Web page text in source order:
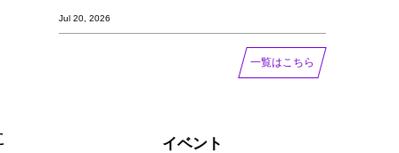
Jul 20, 2026
一覧はこちら
イベント